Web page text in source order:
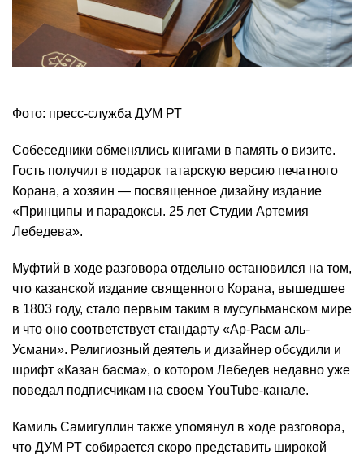
Фото: пресс-служба ДУМ РТ
Собеседники обменялись книгами в память о визите.
Гость получил в подарок татарскую версию печатного
Корана, а хозяин — посвященное дизайну издание
«Принципы и парадоксы. 25 лет Студии Артемия
Лебедева».
Муфтий в ходе разговора отдельно остановился на том,
что казанской издание священного Корана, вышедшее
в 1803 году, стало первым таким в мусульманском мире
и что оно соответствует стандарту «Ар-Расм аль-
Усмани». Религиозный деятель и дизайнер обсудили и
шрифт «Казан басма», о котором Лебедев недавно уже
поведал подписчикам на своем YouTube-канале.
Камиль Самигуллин также упомянул в ходе разговора,
что ДУМ РТ собирается скоро представить широкой